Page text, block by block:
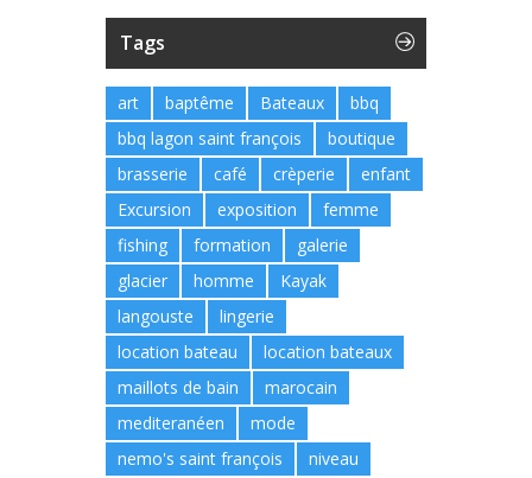
Tags
art baptême Bateaux
bbq
bbq lagon saint françois
boutique
brasserie
café crèperie
enfant
Excursion
exposition
femme
fishing
formation
galerie
glacier
homme
Kayak
langouste
lingerie
location bateau
location bateaux
maillots de bain
marocain
mediteranéen
mode
nemo's saint françois
niveau